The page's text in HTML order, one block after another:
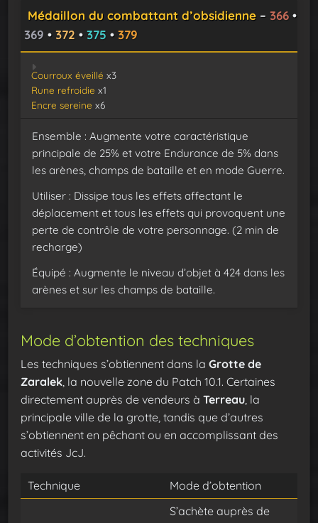
Médaillon du combattant d’obsidienne – 366 •
369 • 372 • 375 • 379
Courroux éveillé x3
Rune refroidie x1
Encre sereine x6
Ensemble : Augmente votre caractéristique
principale de 25% et votre Endurance de 5% dans
les arènes, champs de bataille et en mode Guerre.
Utiliser : Dissipe tous les effets affectant le
déplacement et tous les effets qui provoquent une
perte de contrôle de votre personnage. (2 min de
recharge)
Équipé : Augmente le niveau d’objet à 424 dans les
arènes et sur les champs de bataille.
Mode d’obtention des techniques
Les techniques s’obtiennent dans la Grotte de
Zaralek, la nouvelle zone du Patch 10.1. Certaines
directement auprès de vendeurs à Terreau, la
principale ville de la grotte, tandis que d’autres
s’obtiennent en pêchant ou en accomplissant des
activités JcJ.
Technique
Mode d’obtention
S’achète auprès de